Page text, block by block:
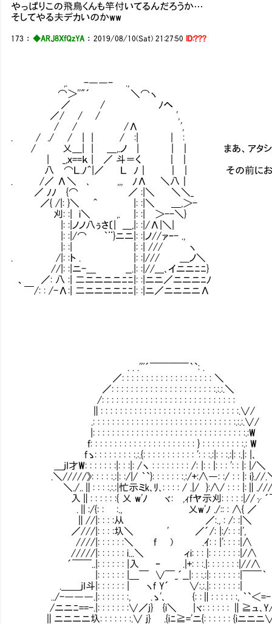
やっぱりこの飛鳥くんも竿付いてるんだろうか…
そしてやる夫デカいのかww
173 ：◆ARJ8XfQzYA ：2019/08/10(Sat) 21:27:50 ID:???
,. -――- .,
⌒＞''"´ ＼⌒ヽ
／ / ﾉへ
／/ / / ',
/ / /Λ ',
. / ./ / | | / :| | :
/ 乂＿| | ＿,.ノ | | ｜ まあ、アタシらメディア
| _,ｘ==ｋ | ／ 斗＝く ｜ |
八 ⌒Ｌ.ﾉ＾|／ Ｌ ﾉ｜ ｜ | その前にお金貯め
. /／ Λ＼ ､ ,,, ﾉΛ ＼八｜
／ ﾉﾉ {⌒ ／ :|＼ ＼＼_
／{ /|: }＼ ＾ |: :|＼ ＿,＞-
刈: :| i＼ ,. |: :| ＞--＼}
|: :|ノノ八ぅさ〔| ___,|: :|/Λ|＼|
|: :|/⌒ ｀¨}ニニ|: :|ノ//ァｰ- .,
|: :| |: :| /// ヽ
. /|: :ト . |: :|/// ＿ノ＼
//|: :|ニ-＿ __.|: :|//___､イニニﾆﾆ}
、 ／: 八 :| 二ニニニニﾆﾆ|: :|ニニ／ニニニﾆﾉ
￣/: : /-Λ:| 二ニニニニﾆﾆ|: :|ニ／ニニニニΛ
. . .''ﾞ´￣￣￣￣｀`: .
／: : : : : : : : : : : : : : : : : : : ＼
／: : : : : : : : : : : : : : : : : : : : : :.:.:.＼
/: : : : : : : : : : : : : : : : : : : : : : : : : : : :
∥: : : : : : : : : : : : : : : : : : : : : : : : : : : : :.∨/
.: : : : : : : : : : : : : : : : : : : : : : : : : : : : : :.:.:.∨/
|: : : : : : : : : : : : : : : : : : : : : : : : : : : : : : : :.:W
f: : : : : : : : : : : : : : : : : : : : : : } : : : : : : : : :.: W
fゝ: : : : : : : : :.:.{: : : : : : : : : : : ': : :.:|: : :.:|: :.|: |､
＿jI才W: : : : : : :|: : :|: /ヽ : : : : : : : : /: |: : |: : : ': : |: |/＼
.＼/////》: : : : :.:|: :/|/ ｀`}: : : : : : :.:/+:∧―: :/ : : |:
＼./..∥: : : :.:.:|忙示ミk､ﾘ､: : : : / .|/ }:∧/ : : :
入∥: : : : : :{ 乂 w'ﾉ ヾ:Ⅵ,ｨfヤ示刈: : : : :|//γ´
.∥:/{: : Ⅳ:., 乂w'ﾉ ./:: : ∧{ ／
∥//|: : : :从 ／:., : /: :|＼ メディアに
／///|: : : :圦＼ ' ／´/: |:/: : :|',
////|: : : : : :＼ f ) .ｲ: : |': : : :|∧
/////|: : : : : : i...＼ ィi: : : |: : : : : : :|/∧
´￣￣..|: : : : : : |入 ｰ .|+: : :.|: : : : : : :|//∧
|: : : : : : |＿￣ ∨￣_´__|: : :.:|: : : : : : :|￣￣｀
.＿＿jI斗|: : : : : : | ヽf Y´ ∨:.:.|: : : : : : :|
../-―――.|: : : : : : :, .ゝ'､ {: :∥: : : : : :, ｀`＜=-
/ニニﾆ==-.|: : : : : : :∨／j} {i＼ |ヾ: : : : : : ∥≧ュ､
∥ニニニニ圦: : : : : : :.∨ j} .{iﾆ≧='ニ{: : : : : : {iニニニ